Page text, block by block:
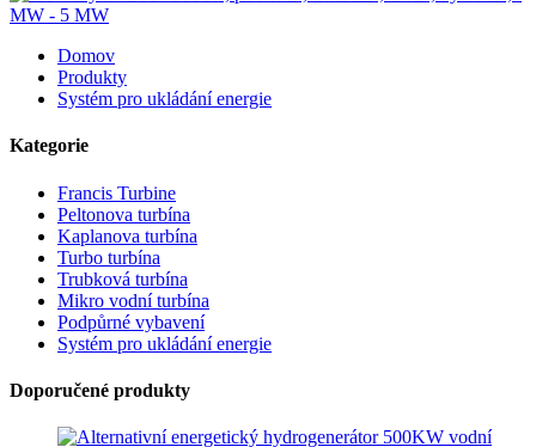
Domov
Produkty
Systém pro ukládání energie
Kategorie
Francis Turbine
Peltonova turbína
Kaplanova turbína
Turbo turbína
Trubková turbína
Mikro vodní turbína
Podpůrné vybavení
Systém pro ukládání energie
Doporučené produkty